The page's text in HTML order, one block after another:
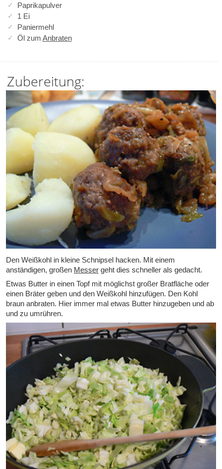
Paprikapulver
1 Ei
Paniermehl
Öl zum Anbraten
Zubereitung:
Den Weißkohl in kleine Schnipsel hacken. Mit einem
anständigen, großen Messer geht dies schneller als gedacht.
Etwas Butter in einen Topf mit möglichst großer Bratfläche oder
einen Bräter geben und den Weißkohl hinzufügen. Den Kohl
braun anbraten. Hier immer mal etwas Butter hinzugeben und ab
und zu umrühren.